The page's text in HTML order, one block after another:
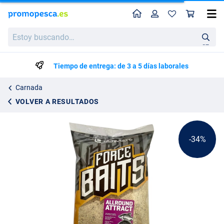
buscando…
en
Perfil
Tiempo de entrega: de 3 a 5 días laborales
Carnada
VOLVER A RESULTADOS
Ultimate Force Baits Engodo Allround Attract (10kg)
34.95
-34%